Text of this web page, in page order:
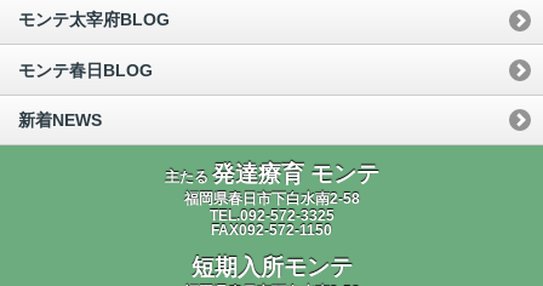
モンテ太宰府BLOG
モンテ春日BLOG
新着NEWS
主たる 発達療育 モンテ
福岡県春日市下白水南2-58
TEL.092-572-3325
FAX092-572-1150
短期入所モンテ